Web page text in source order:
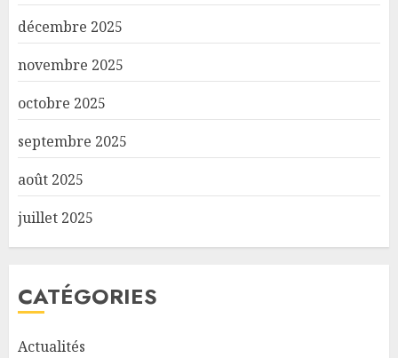
décembre 2025
novembre 2025
octobre 2025
septembre 2025
août 2025
juillet 2025
CATÉGORIES
Actualités